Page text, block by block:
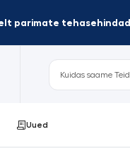
parimate
Uued